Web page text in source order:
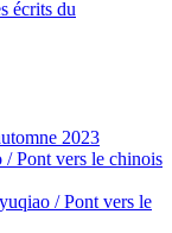
écrits du
2023
Pont vers le chinois
/ Pont vers le